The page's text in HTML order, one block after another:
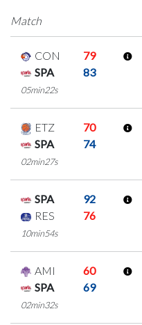
Match
CON
79
SPA
83
05min22s
ETZ
70
SPA
74
02min27s
SPA
92
RES
76
10min54s
AMI
60
SPA
69
02min32s